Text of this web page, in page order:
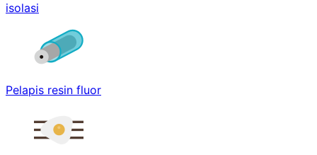
isolasi
Pelapis resin fluor